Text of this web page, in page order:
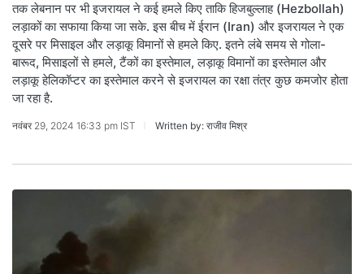
तक लेबनान पर भी इजरायल ने कई हमले किए ताकि हिजबुल्लाह (Hezbollah)
लड़ाकों का सफाया किया जा सके. इस बीच में ईरान (Iran) और इजरायल ने एक
दूसरे पर मिसाइल और लड़ाकू विमानों से हमले किए. इतने लंबे समय से गोला-
बारूद, मिसाइलों से हमले, टैंकों का इस्तेमाल, लड़ाकू विमानों का इस्तेमाल और
लड़ाकू हेलिकॉप्टर का इस्तेमाल करने से इजरायल का रक्षा तंत्र कुछ कमजोर होता
जा रहा है.
नवंबर 29, 2024 16:33 pm IST Written by: राजीव मिश्र